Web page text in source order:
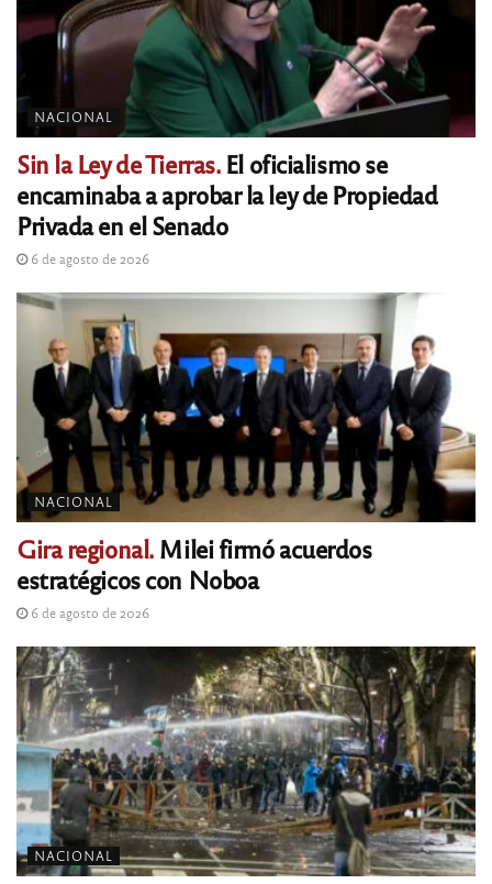
NACIONAL
Sin la Ley de Tierras.El oficialismo se
encaminaba a aprobar la ley de Propiedad
Privada en el Senado
6 de agosto de 2026
NACIONAL
Gira regional.Milei firmó acuerdos
estratégicos con Noboa
6 de agosto de 2026
NACIONAL